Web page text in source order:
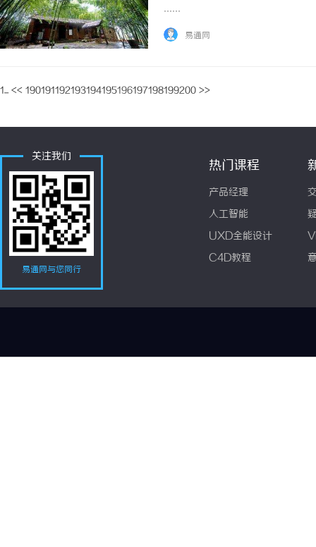
……
易通网
1... << 190191192193194195196197198199200 >>
关注我们
易通网与您同行
热门课程
产品经理
人工智能
UXD全能设计
C4D教程